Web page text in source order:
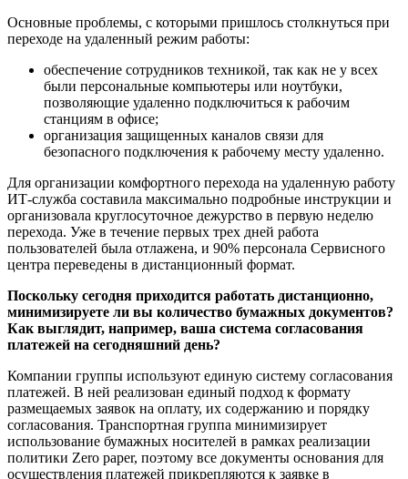
Основные проблемы, с которыми пришлось столкнуться при
переходе на удаленный режим работы:
обеспечение сотрудников техникой, так как не у всех
были персональные компьютеры или ноутбуки,
позволяющие удаленно подключиться к рабочим
станциям в офисе;
организация защищенных каналов связи для
безопасного подключения к рабочему месту удаленно.
Для организации комфортного перехода на удаленную работу
ИТ-служба составила максимально подробные инструкции и
организовала круглосуточное дежурство в первую неделю
перехода. Уже в течение первых трех дней работа
пользователей была отлажена, и 90% персонала Сервисного
центра переведены в дистанционный формат.
Поскольку сегодня приходится работать дистанционно,
минимизируете ли вы количество бумажных документов?
Как выглядит, например, ваша система согласования
платежей на сегодняшний день?
Компании группы используют единую систему согласования
платежей. В ней реализован единый подход к формату
размещаемых заявок на оплату, их содержанию и порядку
согласования. Транспортная группа минимизирует
использование бумажных носителей в рамках реализации
политики Zero paper, поэтому все документы основания для
осуществления платежей прикрепляются к заявке в